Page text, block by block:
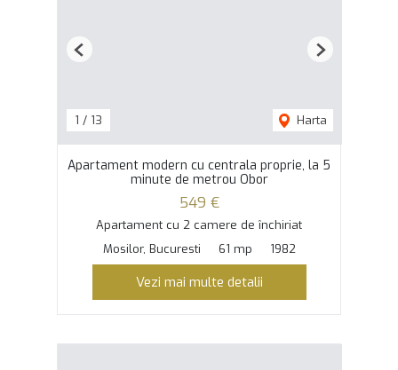
1 / 13 Harta
Previous Next
Apartament modern cu centrala proprie, la 5
minute de metrou Obor
549 €
Apartament cu 2 camere de închiriat
Mosilor, Bucuresti
61 mp 1982
Vezi mai multe detalii